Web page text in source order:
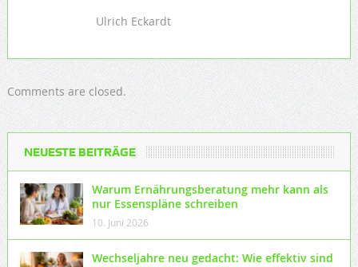
Ulrich Eckardt
Comments are closed.
NEUESTE BEITRÄGE
Warum Ernährungsberatung mehr kann als
nur Essenspläne schreiben
10. Juni 2026
Wechseljahre neu gedacht: Wie effektiv sind